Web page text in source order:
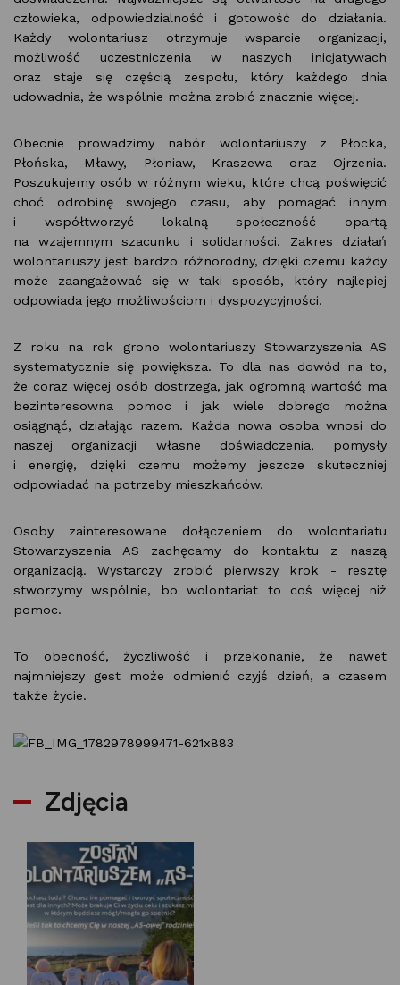
człowieka, odpowiedzialność i gotowość do działania.
Każdy wolontariusz otrzymuje wsparcie organizacji,
możliwość uczestniczenia w naszych inicjatywach
oraz staje się częścią zespołu, który każdego dnia
udowadnia, że wspólnie można zrobić znacznie więcej.
Obecnie prowadzimy nabór wolontariuszy z Płocka,
Płońska, Mławy, Płoniaw, Kraszewa oraz Ojrzenia.
Poszukujemy osób w różnym wieku, które chcą poświęcić
choć odrobinę swojego czasu, aby pomagać innym
i współtworzyć lokalną społeczność opartą
na wzajemnym szacunku i solidarności. Zakres działań
wolontariuszy jest bardzo różnorodny, dzięki czemu każdy
może zaangażować się w taki sposób, który najlepiej
odpowiada jego możliwościom i dyspozycyjności.
Z roku na rok grono wolontariuszy Stowarzyszenia AS
systematycznie się powiększa. To dla nas dowód na to,
że coraz więcej osób dostrzega, jak ogromną wartość ma
bezinteresowna pomoc i jak wiele dobrego można
osiągnąć, działając razem. Każda nowa osoba wnosi do
naszej organizacji własne doświadczenia, pomysły
i energię, dzięki czemu możemy jeszcze skuteczniej
odpowiadać na potrzeby mieszkańców.
Osoby zainteresowane dołączeniem do wolontariatu
Stowarzyszenia AS zachęcamy do kontaktu z naszą
organizacją. Wystarczy zrobić pierwszy krok - resztę
stworzymy wspólnie, bo wolontariat to coś więcej niż
pomoc.
To obecność, życzliwość i przekonanie, że nawet
najmniejszy gest może odmienić czyjś dzień, a czasem
także życie.
Zdjęcia